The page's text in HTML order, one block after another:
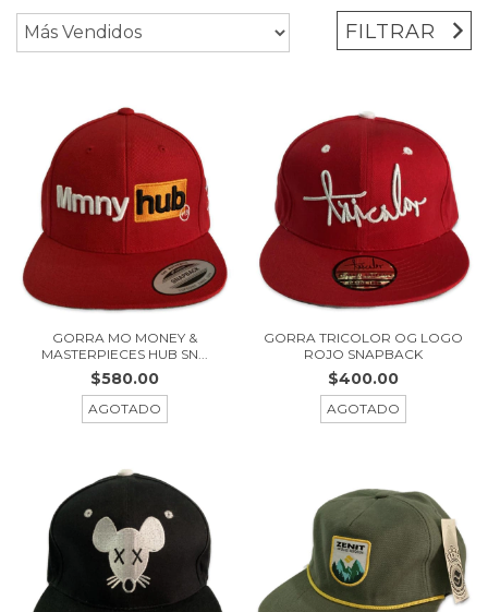
FILTRAR
GORRA MO MONEY &
MASTERPIECES HUB SN...
$580.00
AGOTADO
GORRA TRICOLOR OG LOGO
ROJO SNAPBACK
$400.00
AGOTADO